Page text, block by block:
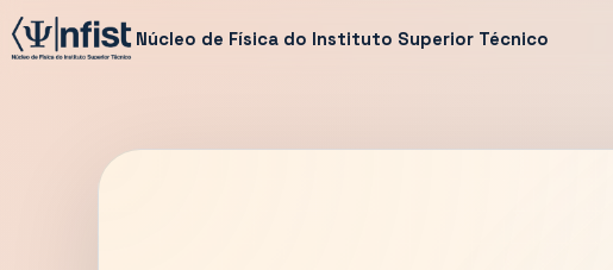
Núcleo de Física do Instituto Superior Técnico